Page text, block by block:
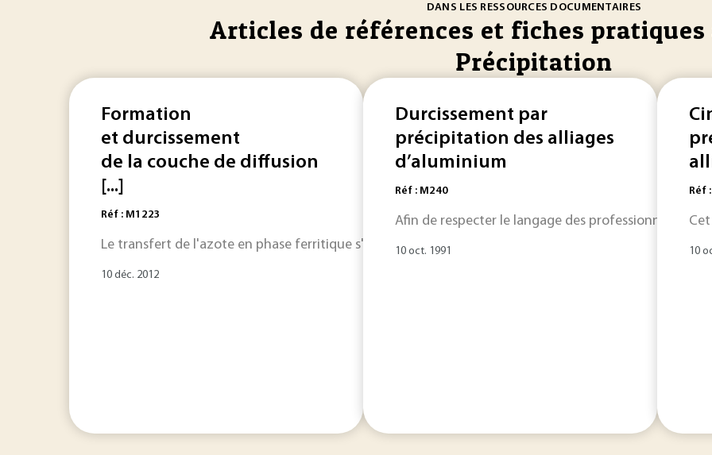
DANS LES RESSOURCES DOCUMENTAIRES
Articles de références et fiches pratiques
Précipitation
Formation
et durcissement
de la couche de diffusion
[...]
Réf : M1223
Le transfert de l'azote en phase ferritique s'accompagne de précipitation de nitrures qui assurent le
10 déc. 2012
Durcissement par
précipitation des alliages
d’aluminium
Réf : M240
Afin de respecter le langage des professionnels,
10 oct. 1991
Réf
10